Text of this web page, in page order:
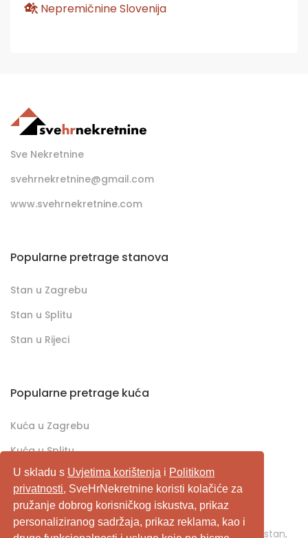
U skladu s Uvjetima korištenja i Politikom
privatnosti, SveHrNekretnine koristi kolačiće za
pružanje dobrog korisničkog iskustva, prikaz
personaliziranog sadržaja, prikaz reklama, kao i
Nepremičnine Slovenija
Sve Nekretnine
svehrnekretnine@gmail.com
www.svehrnekretnine.com
Popularne pretrage stanova
Stan u Zagrebu
Stan u Splitu
Stan u Rijeci
Popularne pretrage kuća
Kuća u Zagrebu
Kuća u Splitu
Kuća u Rijeci
SveHrNekretnine.com predstavlja sveobuhvatan
pretraživač/oglašivač nekretnina. Ukoliko je u pitanju stan,